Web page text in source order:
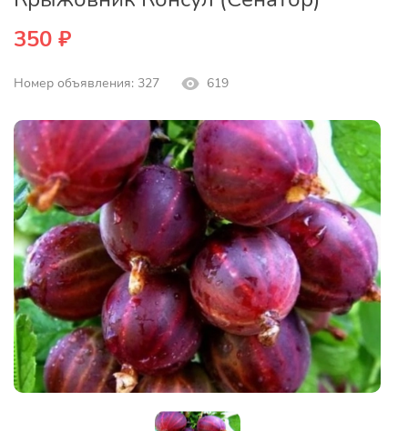
350 ₽
Номер объявления: 327 619